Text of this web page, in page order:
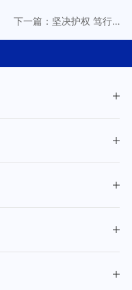
下一篇：坚决护权 笃行创